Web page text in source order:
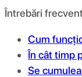
Întrebări
Cum
În cât timp
Se